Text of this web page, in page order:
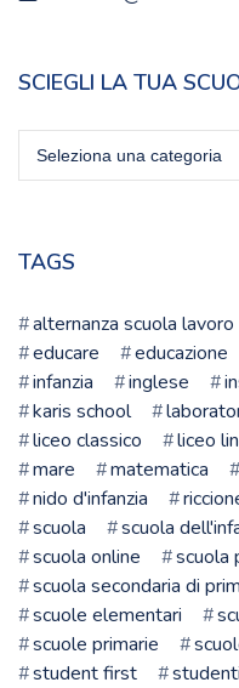
SCIEGLI LA TUA
Sciegli
TAGS
alternanza scuola lavoro
educare
educazione
infanzia
inglese
karis school
liceo classico
liceo
mare
matematica
nido d'infanzia
scuola
scuola
scuola online
scuola
scuola secondaria di
scuole elementari
scuole primarie
student first
studenti